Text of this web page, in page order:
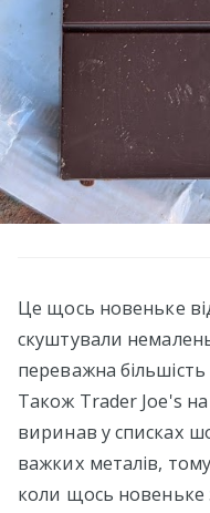
Це щось новеньке
скуштували
переважна
Також Trader Joe's на
виринав у списках
важких металів,
коли щось новеньке